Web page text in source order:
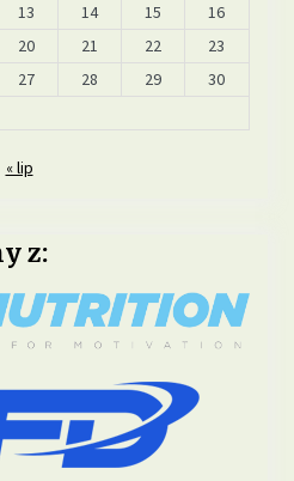
13 14 15
16
20 21 22
23
27 28 29
30
« lip
z: